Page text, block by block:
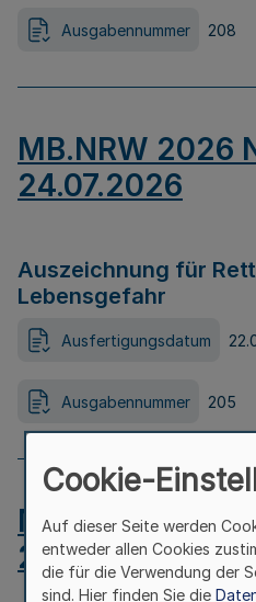
Ausgabennummer 208
MB.NRW 2026
24.07.2026
Auszeichnung für
Lebensgefahr
Ausfertigungsdatum
Ausgabennummer 205
MB.NRW 2026
24.07.2026
Cookie-
Auf dieser Seite werden
entweder allen Cookies
die für die Verwendung der
sind. Hier finden Sie die